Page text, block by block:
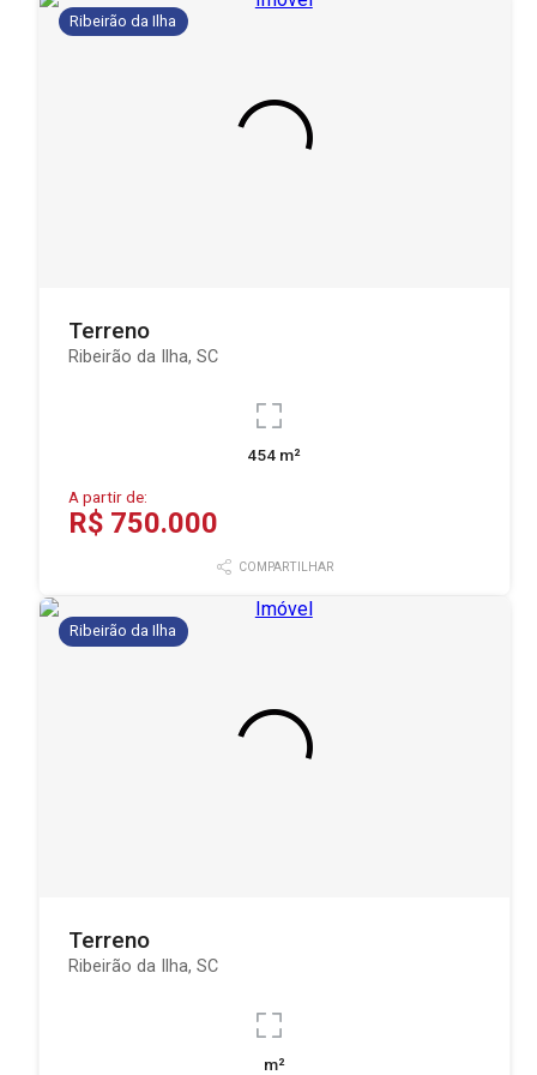
Ribeirão da Ilha
Terreno
Ribeirão da Ilha, SC
454 m²
A partir de:
R$ 750.000
COMPARTILHAR
Ribeirão da Ilha
Terreno
Ribeirão da Ilha, SC
m²